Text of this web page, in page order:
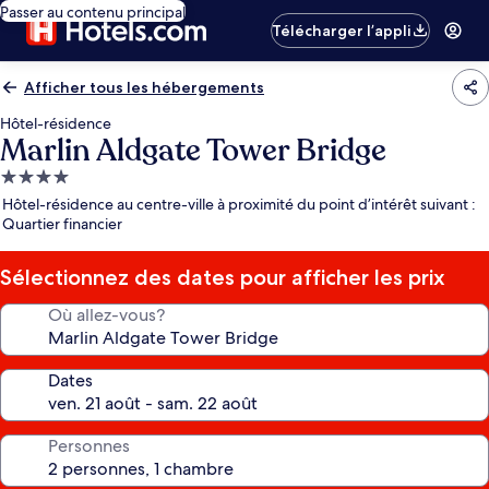
Passer au contenu principal
Télécharger l’appli
Afficher tous les hébergements
Hôtel-résidence
Marlin Aldgate Tower Bridge
Hébergement
4.0 étoiles
Hôtel-résidence au centre-ville à proximité du point d’intérêt suivant :
Quartier financier
Sélectionnez des dates pour afficher les prix
Où allez-vous?
Dates
Personnes